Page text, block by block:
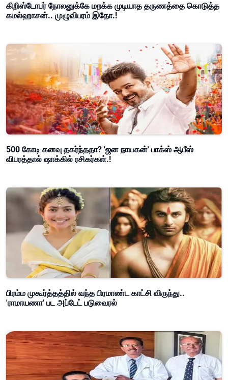
கிறிஸ்டோபர் நோலனுக்கே மறக்க முடியாத தருணத்தை கொடுத்த
கமல்ஹாசன்.. முழுவிபரம் இதோ.!
500 கோடி கனவு தகர்ந்ததா? 'ஜன நாயகன்' பாக்ஸ் ஆபீஸ்
விபரத்தால் ஷாக்கில் ரசிகர்கள்.!
பிரம்ம முகூர்த்தத்தில் வந்த பிரமாண்ட காட்சி விருந்து..
'ராமாயணா' பட அப்டேட் படுவைரல்